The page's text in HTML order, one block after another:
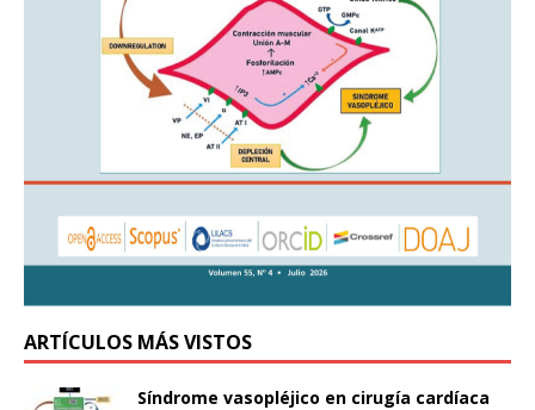
ARTÍCULOS MÁS VISTOS
Síndrome vasopléjico en cirugía cardíaca